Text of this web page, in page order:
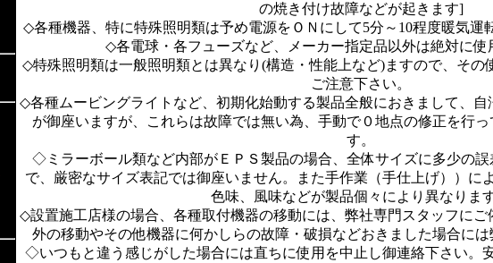
の焼き付け故障などが起きます]
◇各種機器、特に特殊照明類は予め電源をＯＮにして5分～10程度暖気運
◇各電球・各フューズなど、メーカー指定品以外は絶対に使
◇特殊照明類は一般照明類とは異なり(構造・性能上など)ますので、その
ご注意下さい。
◇各種ムービングライトなど、初期化始動する製品全般におきまして、
が御座いますが、これらは故障では無い為、手動で０地点の修正を行
す。
◇ミラーボール類など内部がＥＰＳ製品の場合、全体サイズに多少の
で、厳密なサイズ表記では御座いません。また手作業（手仕上げ））に
色味、風味などが製品個々により異なります
◇設置施工店様の場合、各種取付機器の移動には、弊社専門スタッフに
外の移動やその他機器に何かしらの故障・破損などおきました場合に
◇いつもと違う感じがした場合には直ちに使用を中止し御連絡下さい。